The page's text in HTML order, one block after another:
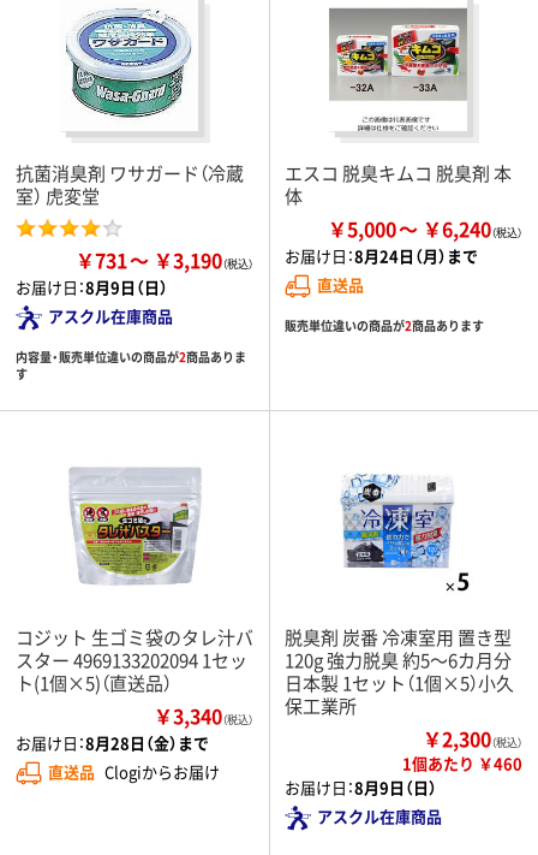
抗菌消臭剤 ワサガード（冷蔵
室） 虎変堂
￥731 ￥3,190
お届け日：8月9日（日）
アスクル在庫商品
内容量・販売単位違いの商品が2商品ありま
す
エスコ 脱臭キムコ 脱臭剤 本
体
￥5,000 ￥6,240
お届け日：8月24日（月）まで
直送品
販売単位違いの商品が2商品あります
コジット 生ゴミ袋のタレ汁バ
スター 4969133202094 1セッ
ト(1個×5)（直送品）
￥3,340（税込）
お届け日：8月28日（金）まで
直送品 Clogiからお届け
脱臭剤 炭番 冷凍室用 置き型
120g 強力脱臭 約5～6カ月分
日本製 1セット（1個×5）小久
保工業所
￥2,300（税込）
1個あたり ￥460
お届け日：8月9日（日）
アスクル在庫商品